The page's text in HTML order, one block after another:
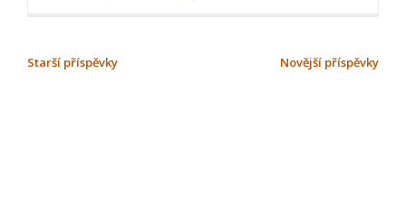
NAVIGACE
Starší příspěvky Novější příspěvky